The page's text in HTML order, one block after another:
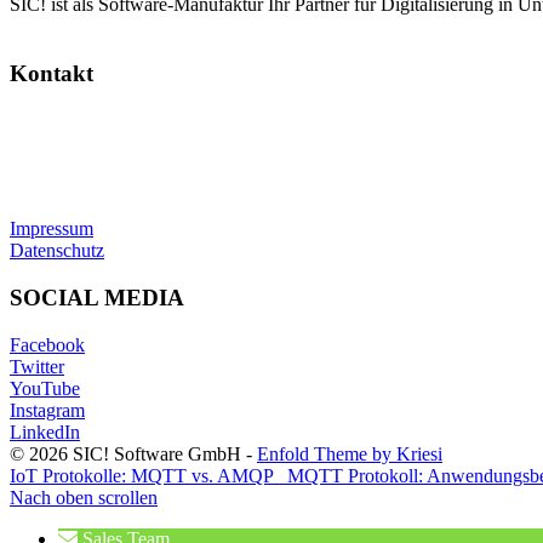
SIC! ist als Software-Manufaktur Ihr Partner für Digitalisierung in
Kontakt
Impressum
Datenschutz
SOCIAL MEDIA
Facebook
Twitter
YouTube
Instagram
LinkedIn
© 2026 SIC! Software GmbH - Enfold Theme by Kriesi
IoT Protokolle: MQTT vs. AMQP
MQTT Protokoll:
Nach oben scrollen
Sales Team